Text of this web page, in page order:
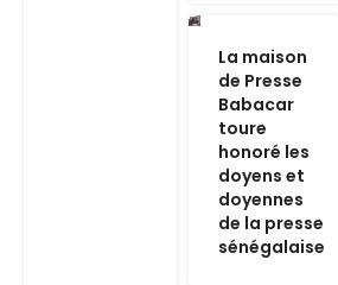
La maison
de Presse
Babacar
toure
honoré les
doyens et
doyennes
de la presse
sénégalaise